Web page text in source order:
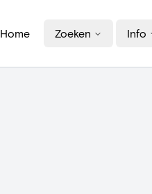
Home Zoeken Info